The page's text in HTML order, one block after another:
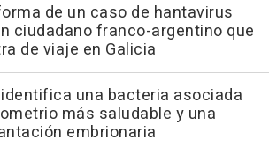
de un caso de hantavirus
ciudadano franco-argentino que
de viaje en Galicia
una bacteria asociada
más saludable y una
embrionaria